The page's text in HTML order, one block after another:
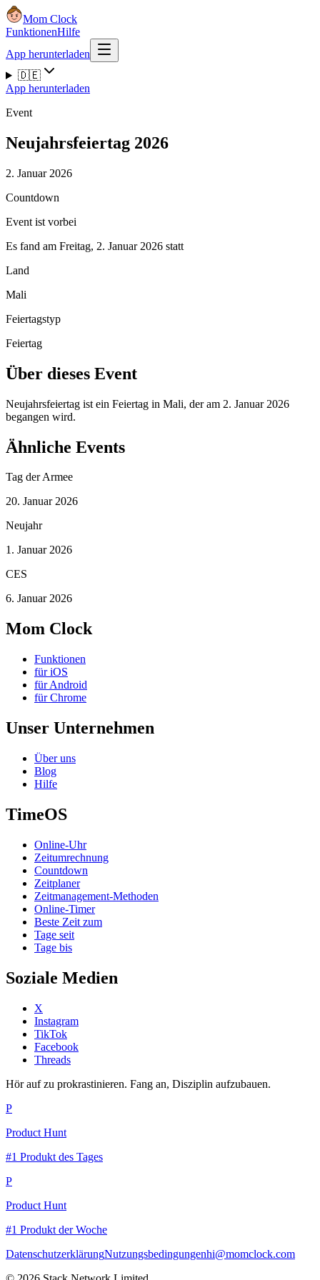
Mom Clock
FunktionenHilfe
App herunterladen
🇩🇪
App herunterladen
Event
Neujahrsfeiertag 2026
2. Januar 2026
Countdown
Event ist vorbei
Es fand am Freitag, 2. Januar 2026 statt
Land
Mali
Feiertagstyp
Feiertag
Über dieses Event
Neujahrsfeiertag ist ein Feiertag in Mali, der am 2. Januar 2026
begangen wird.
Ähnliche Events
Tag der Armee
20. Januar 2026
Neujahr
1. Januar 2026
CES
6. Januar 2026
Mom Clock
Funktionen
für iOS
für Android
für Chrome
Unser Unternehmen
Über uns
Blog
Hilfe
TimeOS
Online-Uhr
Zeitumrechnung
Countdown
Zeitplaner
Zeitmanagement-Methoden
Online-Timer
Beste Zeit zum
Tage seit
Tage bis
Soziale Medien
X
Instagram
TikTok
Facebook
Threads
Hör auf zu prokrastinieren. Fang an, Disziplin aufzubauen.
P
Product Hunt
#1 Produkt des Tages
P
Product Hunt
#1 Produkt der Woche
DatenschutzerklärungNutzungsbedingungenhi@momclock.com